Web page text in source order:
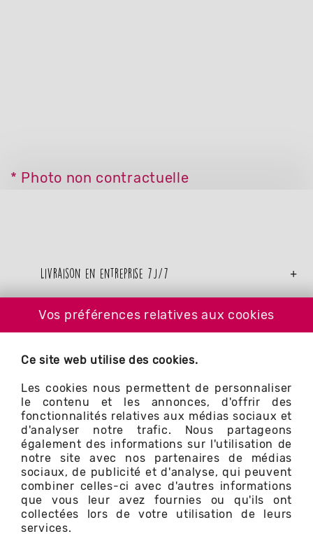
Vos préférences relatives aux cookies
Ce site web utilise des cookies.
Les cookies nous permettent de personnaliser
le contenu et les annonces, d'offrir des
fonctionnalités relatives aux médias sociaux et
d'analyser notre trafic. Nous partageons
également des informations sur l'utilisation de
notre site avec nos partenaires de médias
sociaux, de publicité et d'analyse, qui peuvent
combiner celles-ci avec d'autres informations
que vous leur avez fournies ou qu'ils ont
collectées lors de votre utilisation de leurs
services.
* Photo non contractuelle
Livraison en entreprise 7j/7
Paris, Région parisienne
Nos services